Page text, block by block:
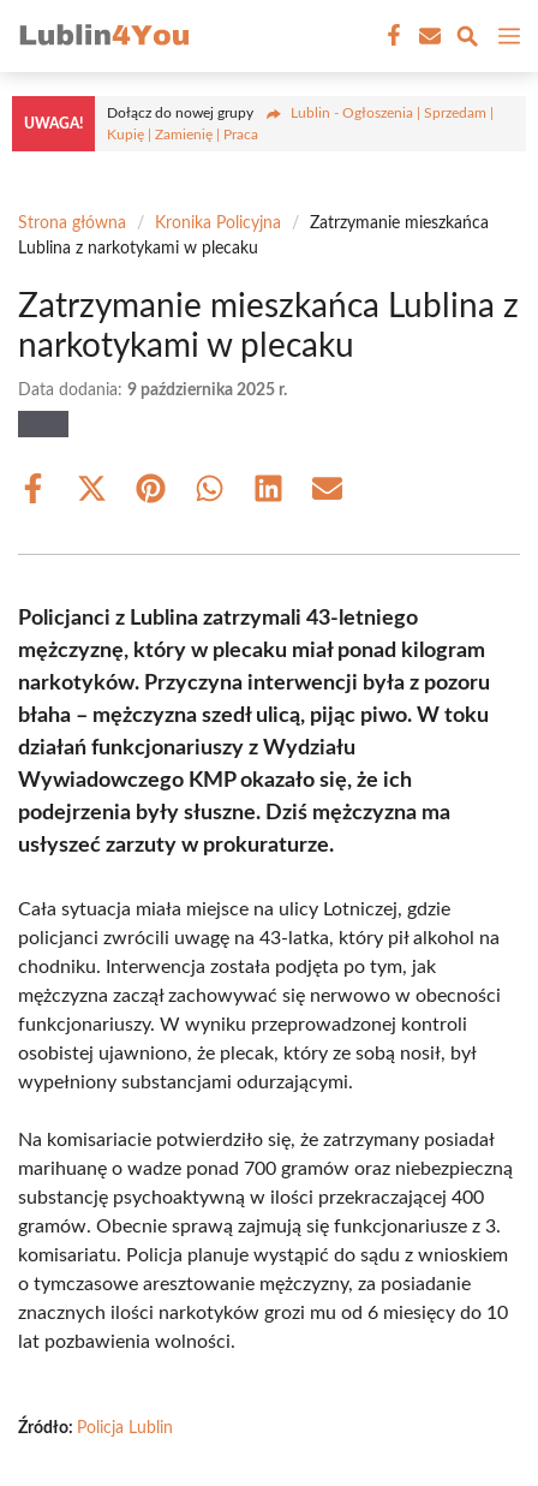
do
treści
UWAGA!
Dołącz do nowej grupy
Lublin - Ogłoszenia | Sprzedam |
Kupię | Zamienię | Praca
Strona główna / Kronika Policyjna /
Zatrzymanie mieszkańca
Lublina z narkotykami w plecaku
Zatrzymanie mieszkańca Lublina z
narkotykami w plecaku
Data dodania: 9 października 2025 r.
Share
Share
(Twitter)
Share Share Share Share
Policjanci z Lublina zatrzymali 43-letniego
mężczyznę, który w plecaku miał ponad kilogram
narkotyków. Przyczyna interwencji była z pozoru
błaha – mężczyzna szedł ulicą, pijąc piwo. W toku
działań funkcjonariuszy z Wydziału
Wywiadowczego KMP okazało się, że ich
podejrzenia były słuszne. Dziś mężczyzna ma
usłyszeć zarzuty w prokuraturze.
Cała sytuacja miała miejsce na ulicy Lotniczej, gdzie
policjanci zwrócili uwagę na 43-latka, który pił alkohol na
chodniku. Interwencja została podjęta po tym, jak
mężczyzna zaczął zachowywać się nerwowo w obecności
funkcjonariuszy. W wyniku przeprowadzonej kontroli
osobistej ujawniono, że plecak, który ze sobą nosił, był
wypełniony substancjami odurzającymi.
Na komisariacie potwierdziło się, że zatrzymany posiadał
marihuanę o wadze ponad 700 gramów oraz niebezpieczną
substancję psychoaktywną w ilości przekraczającej 400
gramów. Obecnie sprawą zajmują się funkcjonariusze z 3.
komisariatu. Policja planuje wystąpić do sądu z wnioskiem
o tymczasowe aresztowanie mężczyzny, za posiadanie
znacznych ilości narkotyków grozi mu od 6 miesięcy do 10
lat pozbawienia wolności.
Źródło: Policja Lublin